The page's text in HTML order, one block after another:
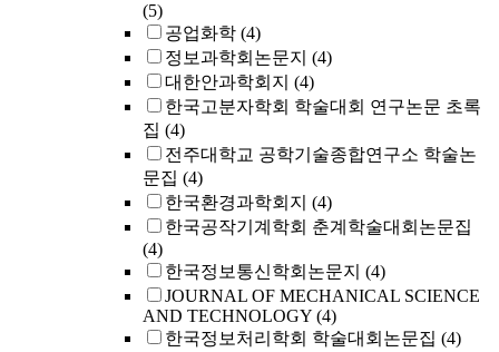
(5)
공업화학 (4)
정보과학회논문지 (4)
대한안과학회지 (4)
한국고분자학회 학술대회 연구논문 초록
집 (4)
전주대학교 공학기술종합연구소 학술논
문집 (4)
한국환경과학회지 (4)
한국공작기계학회 춘계학술대회논문집
(4)
한국정보통신학회논문지 (4)
JOURNAL OF MECHANICAL SCIENCE
AND TECHNOLOGY (4)
한국정보처리학회 학술대회논문집 (4)